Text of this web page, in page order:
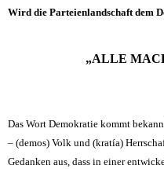
Wird die Parteienlandschaft dem
„ALLE
Das Wort Demokratie kommt
– (demos) Volk und (kratía)
Gedanken aus, dass in einer